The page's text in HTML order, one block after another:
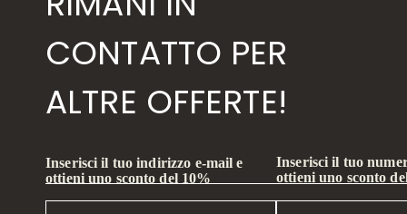
CONTATTO PER
ALTRE OFFERTE!
Inserisci il tuo indirizzo e-mail e
ottieni uno sconto del 10%
Inserisci il tuo
ottieni uno sconto